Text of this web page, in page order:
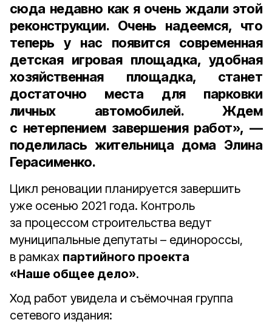
сюда недавно как я очень ждали этой
реконструкции. Очень надеемся, что
теперь у нас появится современная
детская игровая площадка, удобная
хозяйственная площадка, станет
достаточно места для парковки
личных автомобилей. Ждем
с нетерпением завершения работ», —
поделилась жительница дома Элина
Герасименко.
Цикл реновации планируется завершить
уже осенью 2021 года. Контроль
за процессом строительства ведут
муниципальные депутаты – единороссы,
в рамках партийного проекта
«Наше общее дело».
Ход работ увидела и съёмочная группа
сетевого издания: